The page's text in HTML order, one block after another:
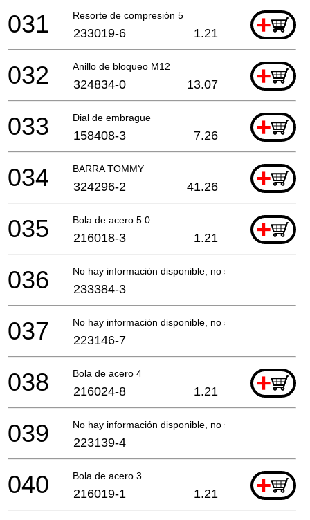
Resorte de compresión 5 +
031 233019-6 1.21
Anillo de bloqueo M12 +
032 324834-0 13.07
Dial de embrague +
033 158408-3 7.26
BARRA TOMMY +
034 324296-2 41.26
Bola de acero 5.0 +
035 216018-3 1.21
No hay información disponible, no se puede pedir
036 233384-3
No hay información disponible, no se puede pedir
037 223146-7
Bola de acero 4 +
038 216024-8 1.21
No hay información disponible, no se puede pedir
039 223139-4
Bola de acero 3 +
040 216019-1 1.21